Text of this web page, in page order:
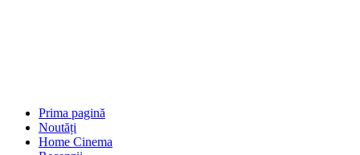
Prima pagină
Noutăți
Home Cinema